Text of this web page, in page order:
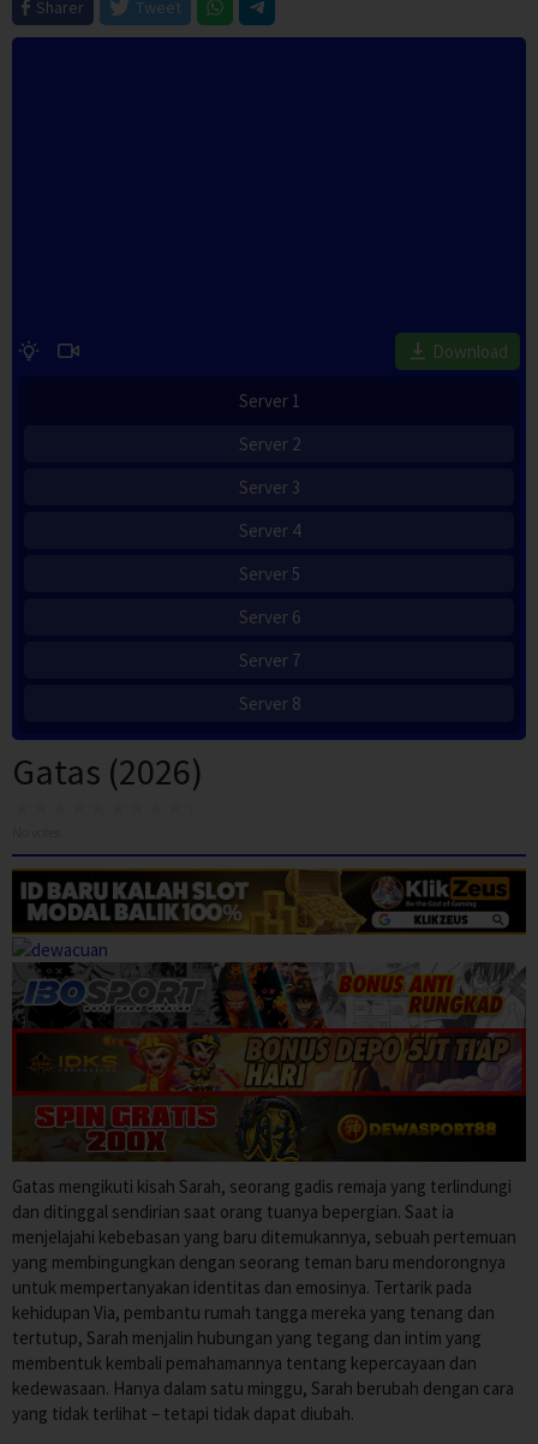
Sharer
Tweet
Download
Server 1
Server 2
Server 3
Server 4
Server 5
Server 6
Server 7
Server 8
Gatas (2026)
Gatas mengikuti kisah Sarah, seorang gadis remaja yang terlindungi
dan ditinggal sendirian saat orang tuanya bepergian. Saat ia
menjelajahi kebebasan yang baru ditemukannya, sebuah pertemuan
yang membingungkan dengan seorang teman baru mendorongnya
untuk mempertanyakan identitas dan emosinya. Tertarik pada
kehidupan Via, pembantu rumah tangga mereka yang tenang dan
tertutup, Sarah menjalin hubungan yang tegang dan intim yang
membentuk kembali pemahamannya tentang kepercayaan dan
kedewasaan. Hanya dalam satu minggu, Sarah berubah dengan cara
yang tidak terlihat – tetapi tidak dapat diubah.